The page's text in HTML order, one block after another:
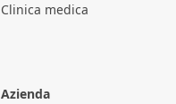
Clinica medica
Azienda